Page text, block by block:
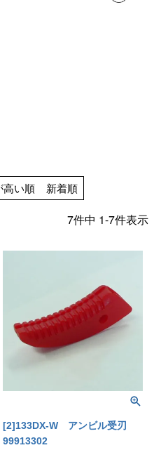
高い順 新着順
7件中 1-7件表示
[2]133DX-W アンビル受刃
99913302